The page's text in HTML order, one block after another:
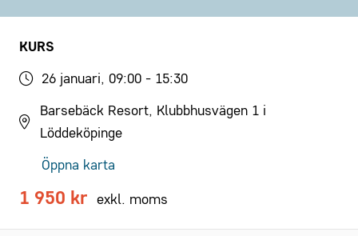
KURS
26 januari, 09:00 - 15:30
Barsebäck Resort, Klubbhusvägen 1 i
Löddeköpinge
Öppna karta
1 950 kr exkl. moms